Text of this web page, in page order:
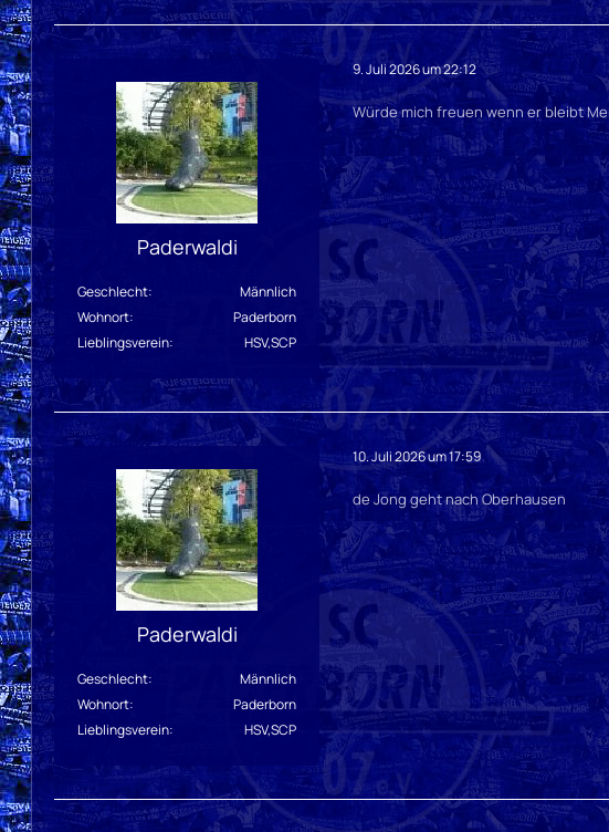
Paderwaldi
Geschlecht
Männlich
Wohnort
Paderborn
Lieblingsverein
HSV,SCP
9. Juli 2026 um 22:12
Würde mich freuen wenn er bleibt
Paderwaldi
Geschlecht
Männlich
Wohnort
Paderborn
Lieblingsverein
HSV,SCP
10. Juli 2026 um 17:59
de Jong geht nach Oberhausen